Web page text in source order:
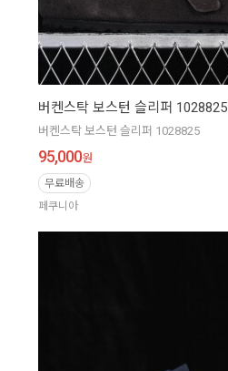
버켄스탁 보스턴 슬리퍼 1028825
버켄스탁 보스턴 슬리퍼 1028825
95,000원
무료배송
페쿠니아